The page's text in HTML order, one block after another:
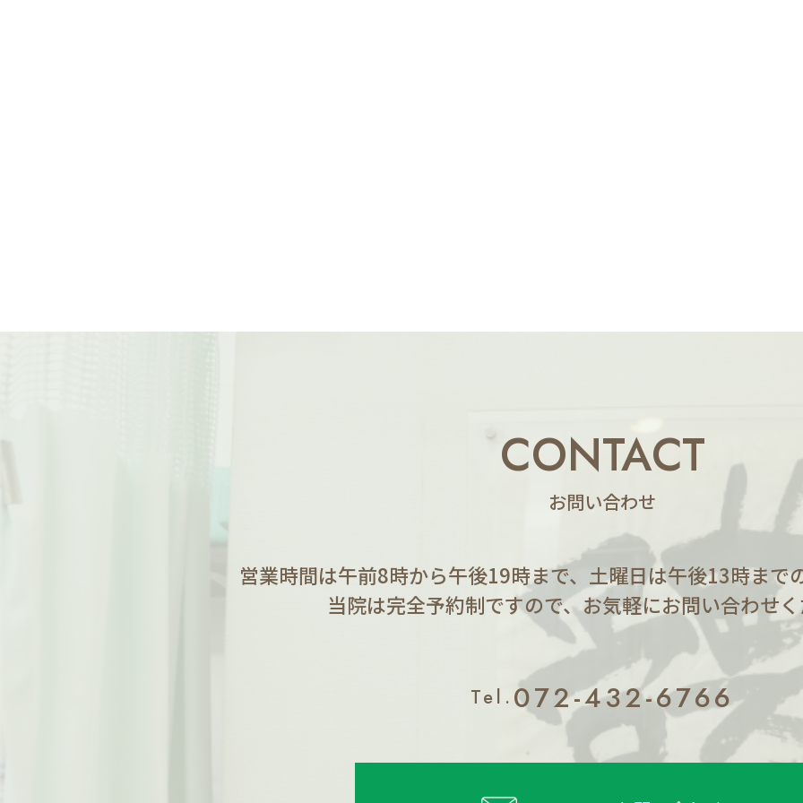
CONTACT
お問い合わせ
営業時間は午前8時から午後19時まで、土曜日は午後13時まで
当院は完全予約制ですので、お気軽にお問い合わせ
Tel. 072-432-6766